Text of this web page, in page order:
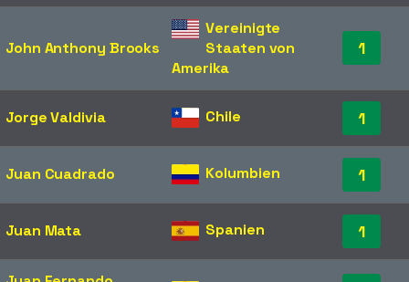
John Anthony Brooks
Vereinigte
Staaten von
Amerika
1
Jorge Valdivia Chile 1
Juan Cuadrado Kolumbien 1
Juan Mata Spanien 1